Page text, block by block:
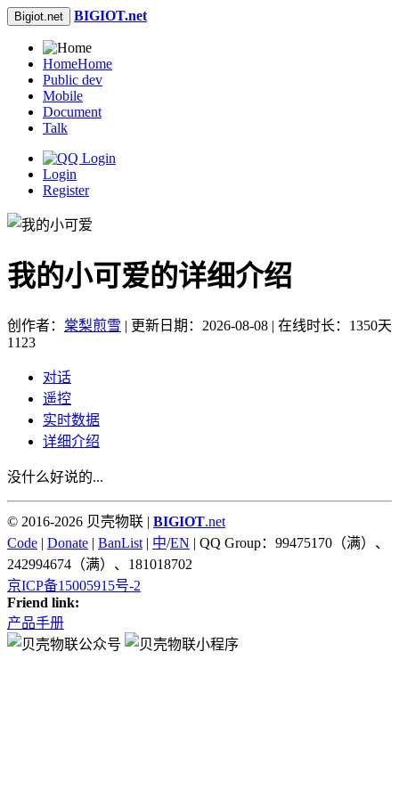
Bigiot.net BIGIOT.net
HomeHome
Public dev
Mobile
Document
Talk
Login
Register
我的小可爱的详细介绍
创作者： 棠梨煎雪 | 更新日期：2026-08-08 | 在线时长：1350天
1123
对话
遥控
实时数据
详细介绍
没什么好说的...
© 2016-2026 贝壳物联 | BIGIOT.net
Code | Donate | BanList | 中/EN | QQ Group：99475170（满）、
242994674（满）、181018702
京ICP备15005915号-2
Friend link:
产品手册